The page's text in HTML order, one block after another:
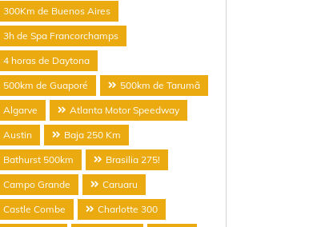
300Km de Buenos Aires
3h de Spa Francorchamps
4 horas de Daytona
500km de Guaporé 500km de Tarumã
Algarve Atlanta Motor Speedway
Austin Baja 250 Km
Bathurst 500km Brasilia 275!
Campo Grande Caruaru
Castle Combe Charlotte 300